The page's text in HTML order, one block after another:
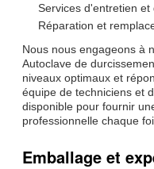
Services d'entretien
Réparation et
Nous nous engageons à
Autoclave de
niveaux optimaux et
équipe de techniciens et
disponible pour fournir
professionnelle chaque
Emballage et